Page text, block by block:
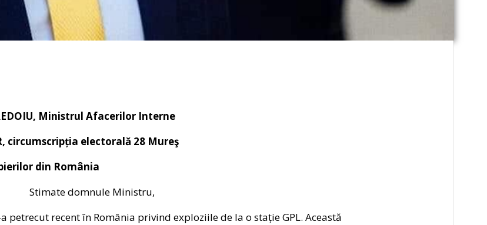
Ministrul Afacerilor Interne
circumscripția electorală 28 Mureş
din România
Stimate domnule Ministru,
petrecut recent în România privind exploziile de la o stație GPL. Această